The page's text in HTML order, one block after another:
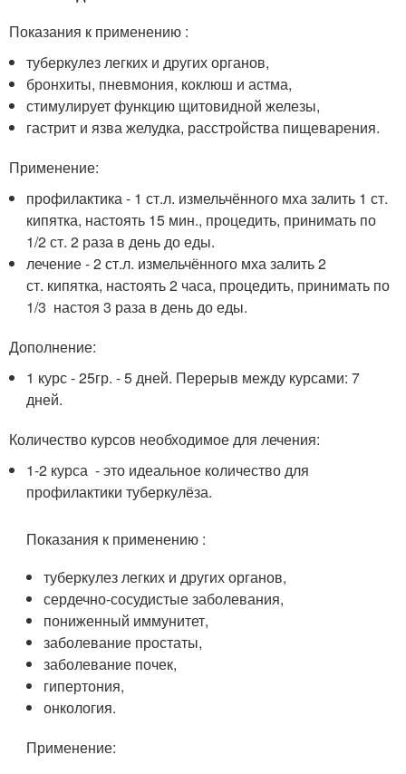
Показания к применению :
туберкулез легких и других органов,
бронхиты, пневмония, коклюш и астма,
стимулирует функцию щитовидной железы,
гастрит и язва желудка, расстройства пищеварения.
Применение:
профилактика - 1 ст.л. измельчённого мха залить 1 ст.
кипятка, настоять 15 мин., процедить, принимать по
1/2 ст. 2 раза в день до еды.
лечение - 2 ст.л. измельчённого мха залить 2
ст. кипятка, настоять 2 часа, процедить, принимать по
1/3 настоя 3 раза в день до еды.
Дополнение:
1 курс - 25гр. - 5 дней. Перерыв между курсами: 7
дней.
Количество курсов необходимое для лечения:
1-2 курса - это идеальное количество для
профилактики туберкулёза.
Показания к применению :
туберкулез легких и других органов,
сердечно-сосудистые заболевания,
пониженный иммунитет,
заболевание простаты,
заболевание почек,
гипертония,
онкология.
Применение: